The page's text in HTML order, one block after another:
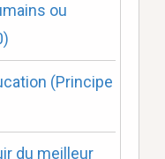
ou
(Principe
du meilleur